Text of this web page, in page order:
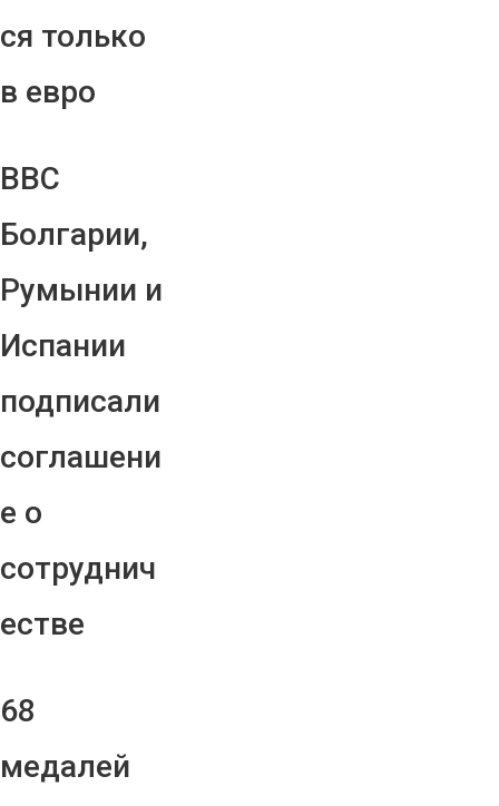
ся только
в евро
ВВС
Болгарии,
Румынии и
Испании
подписали
соглашени
е о
сотруднич
естве
68
медалей